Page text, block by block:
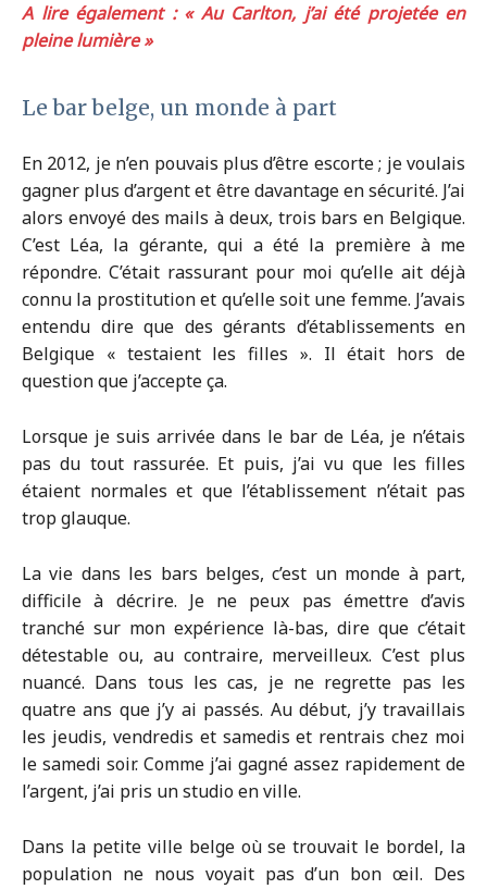
A lire également : « Au Carlton, j’ai été projetée en
pleine lumière »
Le bar belge, un monde à part
En 2012, je n’en pouvais plus d’être escorte ; je voulais
gagner plus d’argent et être davantage en sécurité. J’ai
alors envoyé des mails à deux, trois bars en Belgique.
C’est Léa, la gérante, qui a été la première à me
répondre. C’était rassurant pour moi qu’elle ait déjà
connu la prostitution et qu’elle soit une femme. J’avais
entendu dire que des gérants d’établissements en
Belgique « testaient les filles ». Il était hors de
question que j’accepte ça.
Lorsque je suis arrivée dans le bar de Léa, je n’étais
pas du tout rassurée. Et puis, j’ai vu que les filles
étaient normales et que l’établissement n’était pas
trop glauque.
La vie dans les bars belges, c’est un monde à part,
difficile à décrire. Je ne peux pas émettre d’avis
tranché sur mon expérience là-bas, dire que c’était
détestable ou, au contraire, merveilleux. C’est plus
nuancé. Dans tous les cas, je ne regrette pas les
quatre ans que j’y ai passés. Au début, j’y travaillais
les jeudis, vendredis et samedis et rentrais chez moi
le samedi soir. Comme j’ai gagné assez rapidement de
l’argent, j’ai pris un studio en ville.
Dans la petite ville belge où se trouvait le bordel, la
population ne nous voyait pas d’un bon œil. Des